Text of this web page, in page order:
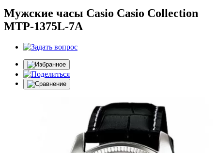
Мужские часы Casio Casio Collection
MTP-1375L-7A